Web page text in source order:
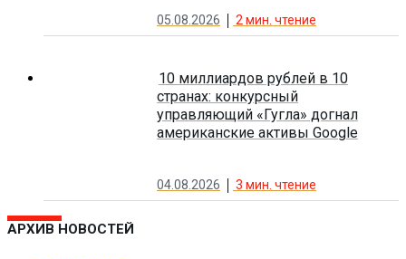
05.08.2026 2 мин. чтение
10 миллиардов рублей в 10
странах: конкурсный
управляющий «Гугла» догнал
американские активы Google
04.08.2026 3 мин. чтение
АРХИВ НОВОСТЕЙ